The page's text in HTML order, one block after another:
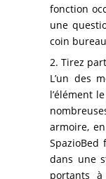
fonction
une
coin
2. Tirez
L’un des
l’élément
armoire,
dans une
portants à